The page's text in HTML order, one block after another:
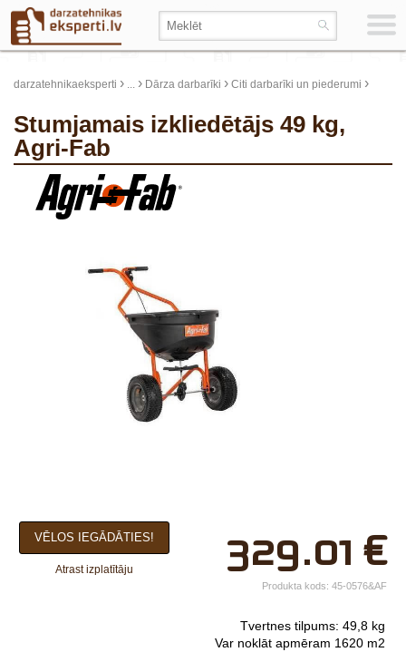
darzatehnikaeksperti › ... › Dārza darbarīki › Citi darbarīki un piederumi ›
Stumjamais izkliedētājs 49 kg,
Agri-Fab
×
Jūsu vārds*
Uzņēmuma
tālr.*
329.01 €
VĒLOS IEGĀDĀTIES!
Atrast izplatītāju
Produkta kods: 45-0576&AF
Tvertnes tilpums: 49,8 kg
Var noklāt apmēram 1620 m2